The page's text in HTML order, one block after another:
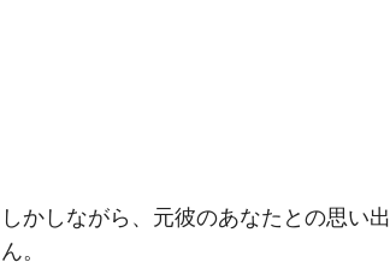
しかしながら、元彼のあなたとの思い
ん。